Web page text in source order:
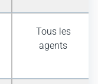
Tous les
agents